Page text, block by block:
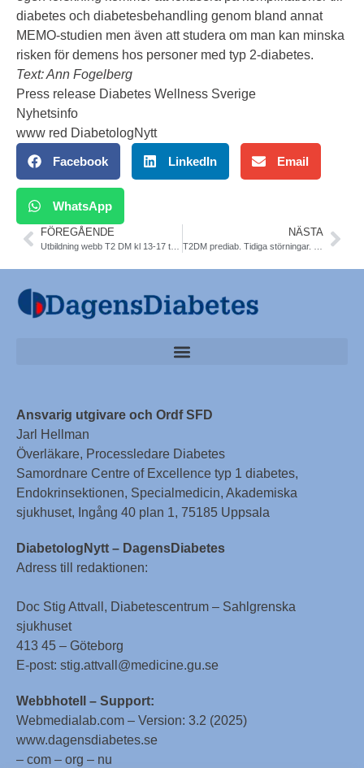
diabetes och diabetesbehandling genom bland annat
MEMO-studien men även att studera om man kan minska
risken för demens hos personer med typ 2-diabetes.
Text: Ann Fogelberg
Press release Diabetes Wellness Sverige
Nyhetsinfo
www red DiabetologNytt
Facebook LinkedIn Email
WhatsApp
FÖREGÅENDE NÄSTA
Ansvarig utgivare och Ordf SFD
Jarl Hellman
Överläkare, Processledare Diabetes
Samordnare Centre of Excellence typ 1 diabetes,
Endokrinsektionen, Specialmedicin, Akademiska
sjukhuset, Ingång 40 plan 1, 75185 Uppsala
DiabetologNytt – DagensDiabetes
Adress till redaktionen:
Doc Stig Attvall, Diabetescentrum – Sahlgrenska
sjukhuset
413 45 – Göteborg
E-post: stig.attvall@medicine.gu.se
Webbhotell – Support:
Webmedialab.com – Version: 3.2 (2025)
www.dagensdiabetes.se
– com – org – nu